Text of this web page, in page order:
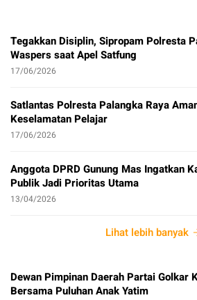
Tegakkan Disiplin, Sipropam Polresta
Waspers saat Apel Satfung
17/06/2026
Satlantas Polresta Palangka Raya
Keselamatan Pelajar
17/06/2026
Anggota DPRD Gunung Mas Ingatkan
Publik Jadi Prioritas Utama
13/04/2026
Lihat lebih banyak
Dewan Pimpinan Daerah Partai Golkar
Bersama Puluhan Anak Yatim